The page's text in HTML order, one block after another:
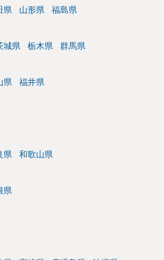
県 山形県 福島県
城県 栃木県 群馬県
県 福井県
県 和歌山県
県